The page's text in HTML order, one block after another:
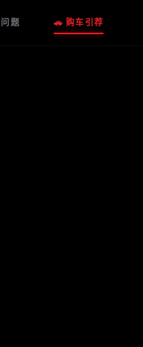
题 🚗 购车引荐